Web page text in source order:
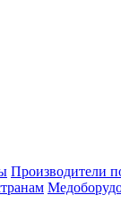
Производители